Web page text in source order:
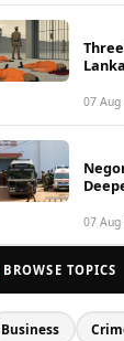
07 Aug
07 Aug
BROWSE TOPICS
Business